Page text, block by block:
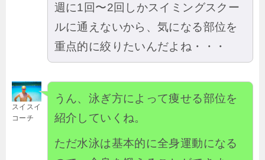
週に1回〜2回しかスイミングスクー
ルに通えないから、気になる部位を
重点的に絞りたいんだよね・・・
スイスイ
コーチ
うん、泳ぎ方によって痩せる部位を
紹介していくね。
ただ水泳は基本的に全身運動になる